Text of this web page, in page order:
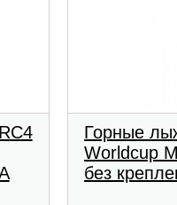
Горные
Worldcup
без